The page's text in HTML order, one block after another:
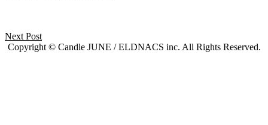
Next Post
Copyright © Candle JUNE / ELDNACS inc. All Rights Reserved.